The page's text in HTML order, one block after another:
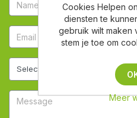
Cookies Helpen
diensten te
gebruik wilt maken
stem je toe om
Meer